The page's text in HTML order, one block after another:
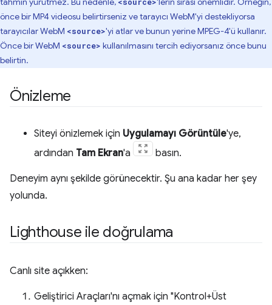
önce bir MP4 videosu belirtirseniz ve tarayıcı WebM'yi destekliyorsa
tarayıcılar WebM <source>'yi atlar ve bunun yerine MPEG-4'ü kullanır.
Önce bir WebM <source> kullanılmasını tercih ediyorsanız önce bunu
belirtin.
Önizleme
Siteyi önizlemek için Uygulamayı Görüntüle'ye,
ardından Tam Ekran'a basın.
Deneyim aynı şekilde görünecektir. Şu ana kadar her şey
yolunda.
Lighthouse ile doğrulama
Canlı site açıkken:
Geliştirici Araçları'nı açmak için "Kontrol+Üst